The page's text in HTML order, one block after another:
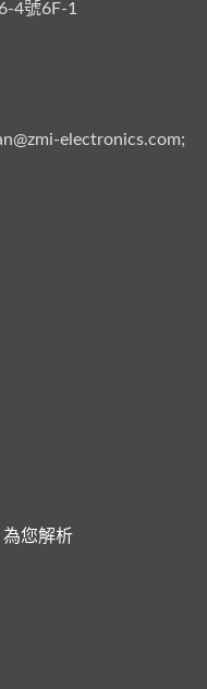
4號6F-1
electronics.com;
您解析